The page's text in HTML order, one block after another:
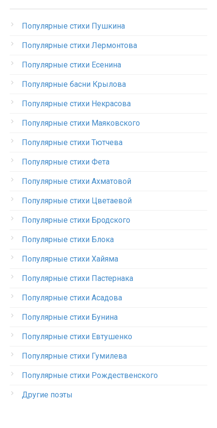
Популярные стихи Пушкина
Популярные стихи Лермонтова
Популярные стихи Есенина
Популярные басни Крылова
Популярные стихи Некрасова
Популярные стихи Маяковского
Популярные стихи Тютчева
Популярные стихи Фета
Популярные стихи Ахматовой
Популярные стихи Цветаевой
Популярные стихи Бродского
Популярные стихи Блока
Популярные стихи Хайяма
Популярные стихи Пастернака
Популярные стихи Асадова
Популярные стихи Бунина
Популярные стихи Евтушенко
Популярные стихи Гумилева
Популярные стихи Рождественского
Другие поэты